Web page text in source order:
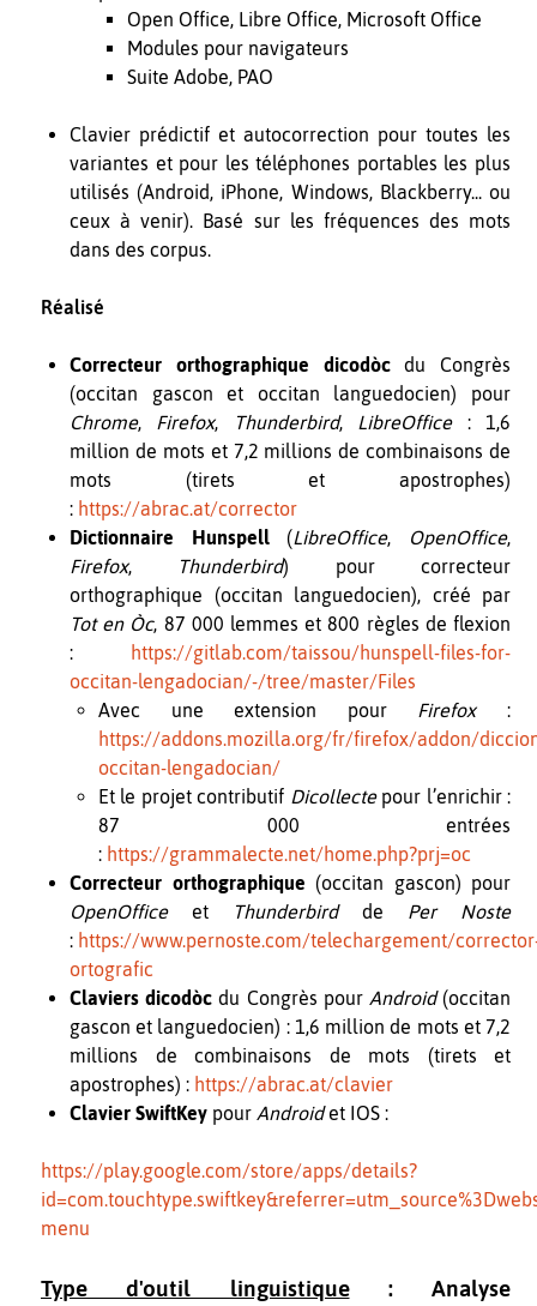
Open Office, Libre Office, Microsoft Office
Modules pour navigateurs
Suite Adobe, PAO
Clavier prédictif et autocorrection pour toutes les
variantes et pour les téléphones portables les plus
utilisés (Android, iPhone, Windows, Blackberry... ou
ceux à venir). Basé sur les fréquences des mots
dans des corpus.
Réalisé
Correcteur orthographique dicodòcdu Congrès
(occitan gascon et occitan languedocien) pour
Chrome, Firefox, Thunderbird, LibreOffice : 1,6
million de mots et 7,2 millions de combinaisons de
mots (tirets et apostrophes)
: https://abrac.at/corrector
Dictionnaire Hunspell(LibreOffice, OpenOffice,
Firefox, Thunderbird) pour correcteur
orthographique (occitan languedocien), créé par
Tot en Òc, 87 000 lemmes et 800 règles de flexion
:
https://gitlab.com/taissou/hunspell-files-for-
occitan-lengadocian/-/tree/master/Files
Avec une extension pour Firefox:
https://addons.mozilla.org/fr/firefox/addon/
occitan-lengadocian/
Et le projet contributif Dicollecte pour l’enrichir :
87 000 entrées
: https://grammalecte.net/home.php?prj=oc
Correcteur orthographique (occitan gascon) pour
OpenOffice et Thunderbird de Per Noste
: https://www.pernoste.com/telechargement/
ortografic
Claviers dicodòcdu Congrès pour Android(occitan
gascon et languedocien) : 1,6 million de mots et 7,2
millions de combinaisons de mots (tirets et
apostrophes) : https://abrac.at/clavier
Clavier SwiftKey pour Androidet IOS :
https://play.google.com/store/apps/details?
menu
Type d'outil linguistique: Analyse